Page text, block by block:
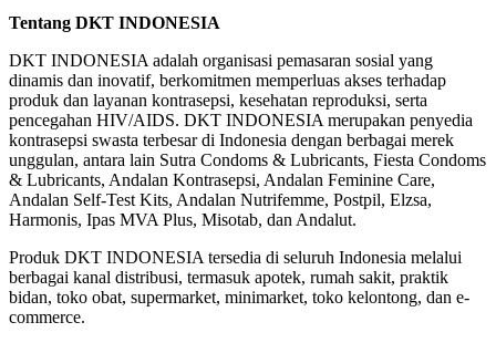
Tentang DKT INDONESIA
DKT INDONESIA adalah organisasi pemasaran sosial yang
dinamis dan inovatif, berkomitmen memperluas akses terhadap
produk dan layanan kontrasepsi, kesehatan reproduksi, serta
pencegahan HIV/AIDS. DKT INDONESIA merupakan penyedia
kontrasepsi swasta terbesar di Indonesia dengan berbagai merek
unggulan, antara lain Sutra Condoms & Lubricants, Fiesta Condoms
& Lubricants, Andalan Kontrasepsi, Andalan Feminine Care,
Andalan Self-Test Kits, Andalan Nutrifemme, Postpil, Elzsa,
Harmonis, Ipas MVA Plus, Misotab, dan Andalut.
Produk DKT INDONESIA tersedia di seluruh Indonesia melalui
berbagai kanal distribusi, termasuk apotek, rumah sakit, praktik
bidan, toko obat, supermarket, minimarket, toko kelontong, dan e-
commerce.